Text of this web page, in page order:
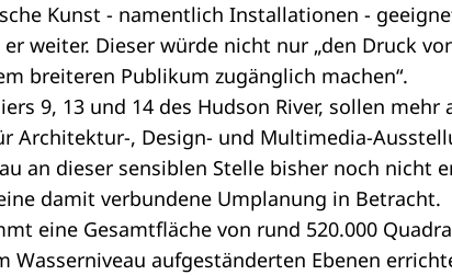
Kunst - namentlich Installationen -
weiter. Dieser würde nicht nur „den Druck
breiteren Publikum zugänglich machen“.
9, 13 und 14 des Hudson River, sollen
Architektur-, Design- und Multimedia-
an dieser sensiblen Stelle bisher noch nicht
damit verbundene Umplanung in Betracht.
eine Gesamtfläche von rund 520.000
Wasserniveau aufgeständerten Ebenen